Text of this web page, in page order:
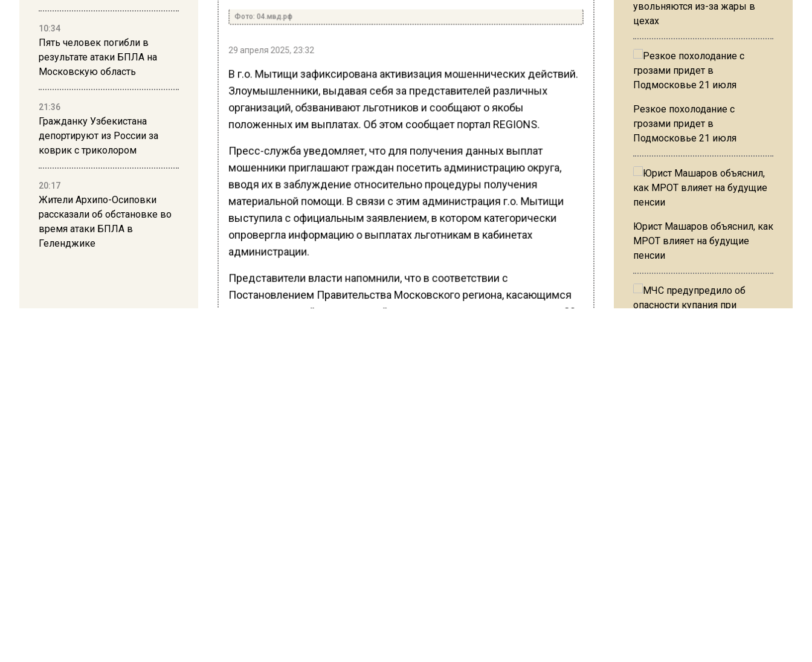
10:34
Пять человек погибли в
результате атаки БПЛА на
Московскую область
21:36
Гражданку Узбекистана
депортируют из России за
коврик с триколором
20:17
Жители Архипо-Осиповки
рассказали об обстановке во
время атаки БПЛА в
Геленджике
Фото: 04.мвд.рф
29 апреля 2025, 23:32
В г.о. Мытищи зафиксирована активизация мошеннических действий.
Злоумышленники, выдавая себя за представителей различных
организаций, обзванивают льготников и сообщают о якобы
положенных им выплатах. Об этом сообщает портал REGIONS.
Пресс-служба уведомляет, что для получения данных выплат
мошенники приглашают граждан посетить администрацию округа,
вводя их в заблуждение относительно процедуры получения
материальной помощи. В связи с этим администрация г.о. Мытищи
выступила с официальным заявлением, в котором категорически
опровергла информацию о выплатах льготникам в кабинетах
администрации.
Представители власти напомнили, что в соответствии с
Постановлением Правительства Московского региона, касающимся
единовременной материальной помощи в связи с празднованием 80-
увольняются из-за жары в
цехах
Резкое похолодание с
грозами придет в
Подмосковье 21 июля
Юрист Машаров объяснил, как
МРОТ влияет на будущие
пенсии